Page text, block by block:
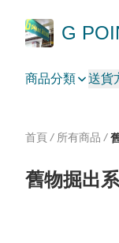
G
商品分類 送貨
首頁 / 所有商品 /
舊物掘出